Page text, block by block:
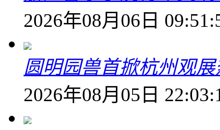
2026年08月06日
圆明园兽首掀杭州观
2026年08月05日